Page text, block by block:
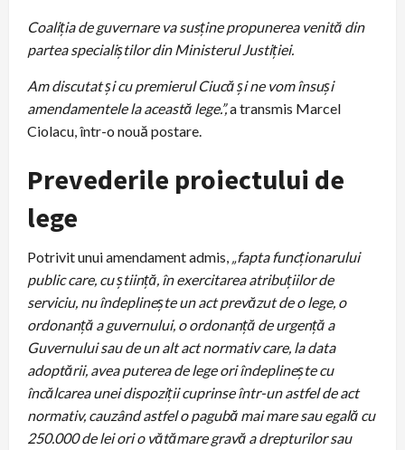
Coaliția de guvernare va susține propunerea venită din
partea specialiștilor din Ministerul Justiției.
Am discutat și cu premierul Ciucă și ne vom însuși
amendamentele la această lege.”,a transmis Marcel
Ciolacu, într-o nouă postare.
Prevederile proiectului de
lege
Potrivit unui amendament admis, „fapta funcţionarului
public care, cu ştiinţă, în exercitarea atribuţiilor de
serviciu, nu îndeplineşte un act prevăzut de o lege, o
ordonanţă a guvernului, o ordonanţă de urgenţă a
Guvernului sau de un alt act normativ care, la data
adoptării, avea puterea de lege ori îndeplineşte cu
încălcarea unei dispoziţii cuprinse într-un astfel de act
normativ, cauzând astfel o pagubă mai mare sau egală cu
250.000 de lei ori o vătămare gravă a drepturilor sau